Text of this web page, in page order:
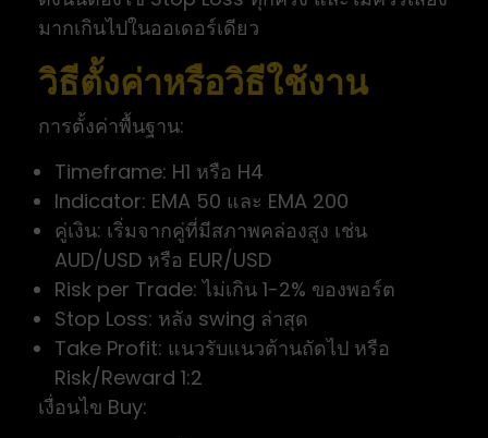
มากเกินไปในออเดอร์เดียว
วิธีตั้งค่าหรือวิธีใช้งาน
การตั้งค่าพื้นฐาน:
Timeframe: H1 หรือ H4
Indicator: EMA 50 และ EMA 200
คู่เงิน: เริ่มจากคู่ที่มีสภาพคล่องสูง เช่น
AUD/USD หรือ EUR/USD
Risk per Trade: ไม่เกิน 1-2% ของพอร์ต
Stop Loss: หลัง swing ล่าสุด
Take Profit: แนวรับแนวต้านถัดไป หรือ
Risk/Reward 1:2
เงื่อนไข Buy: